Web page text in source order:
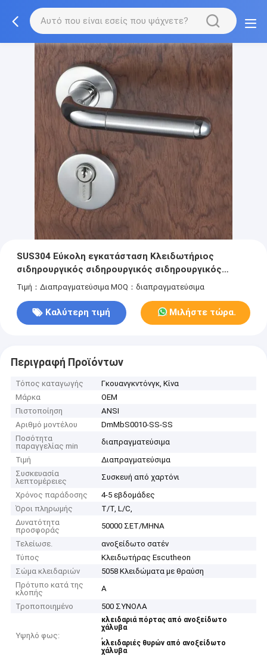
SUS304 Εύκολη εγκατάσταση Κλειδωτήριος
σιδηρουργικός σιδηρουργικός σιδηρουργικός
σιδηρουργικός σιδηρουργικός σιδηρουργικός
σιδηρουργικός σιδηρουργικός σιδηρουργικός
σιδηρουργικός σιδηρουργικός
Τιμή：Διαπραγματεύσιμα MOQ：διαπραγματεύσιμα
Καλύτερη τιμή Μιλήστε τώρα.
Περιγραφή Προϊόντων
Τόπος καταγωγής
Γκουανγκντόνγκ, Κίνα
Μάρκα
OEM
Πιστοποίηση
ANSI
Αριθμό μοντέλου
DmMbS0010-SS-SS
Ποσότητα
παραγγελίας min
διαπραγματεύσιμα
Τιμή
Διαπραγματεύσιμα
Συσκευασία
λεπτομέρειες
Συσκευή από χαρτόνι
Χρόνος παράδοσης
4-5 εβδομάδες
Όροι πληρωμής
T/T, L/C,
Δυνατότητα
προσφοράς
50000 ΣΕΤ/ΜΗΝΑ
Τελείωσε.
ανοξείδωτο σατέν
Τύπος
Κλειδωτήρας Escutheon
Σώμα κλειδαριών
5058 Κλειδώματα με θραύση
Πρότυπο κατά της
κλοπής
Α
Τροποποιημένο
500 ΣΥΝΟΛΑ
Υψηλό φως:
κλειδαριά πόρτας από ανοξείδωτο
χάλυβα
,
κλειδαριές θυρών από ανοξείδωτο
χάλυβα